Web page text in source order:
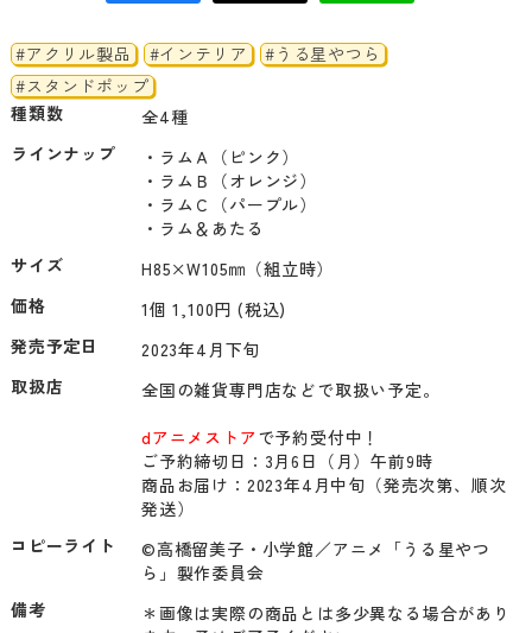
#アクリル製品 #インテリア
#うる星やつら
#スタンドポップ
種類数
全4種
ラインナップ
・ラムＡ（ピンク）
・ラムＢ（オレンジ）
・ラムＣ（パープル）
・ラム＆あたる
サイズ
H85×W105㎜（組立時）
価格
1個 1,100円 (税込)
発売予定日
2023年4月下旬
取扱店
全国の雑貨専門店などで取扱い予定。
dアニメストア で予約受付中！
ご予約締切日：3月6日（月）午前9時
商品お届け：2023年4月中旬（発売次第、順次
発送）
コピーライト
©高橋留美子・小学館／アニメ「うる星やつ
ら」製作委員会
備考
＊画像は実際の商品とは多少異なる場合があり